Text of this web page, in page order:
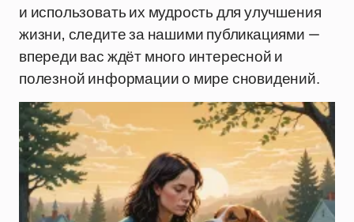
и использовать их мудрость для улучшения
жизни, следите за нашими публикациями —
впереди вас ждёт много интересной и
полезной информации о мире сновидений.